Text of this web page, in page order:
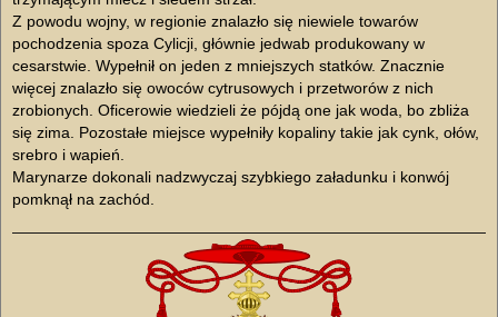
Z powodu wojny, w regionie znalazło się niewiele towarów
pochodzenia spoza Cylicji, głównie jedwab produkowany w
cesarstwie. Wypełnił on jeden z mniejszych statków. Znacznie
więcej znalazło się owoców cytrusowych i przetworów z nich
zrobionych. Oficerowie wiedzieli że pójdą one jak woda, bo zbliża
się zima. Pozostałe miejsce wypełniły kopaliny takie jak cynk, ołów,
srebro i wapień.
Marynarze dokonali nadzwyczaj szybkiego załadunku i konwój
pomknął na zachód.